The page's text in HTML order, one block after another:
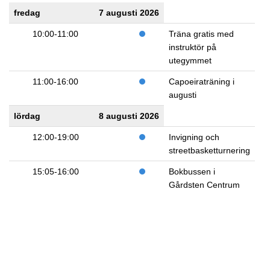
fredag 7 augusti 2026
10:00-11:00
Träna gratis med
instruktör på
utegymmet
11:00-16:00
Capoeiraträning i
augusti
lördag 8 augusti 2026
12:00-19:00
Invigning och
streetbasketturnering
15:05-16:00
Bokbussen i
Gårdsten Centrum